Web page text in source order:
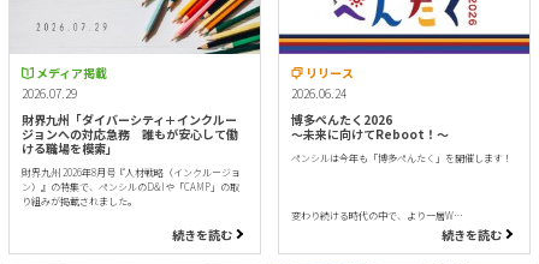
メディア掲載
2026.07.29
財界九州「ダイバーシティ＋インクルー
ジョンへの対応急務 誰もが安心して働
ける職場を模索」
財界九州 2026年8月号『人材戦略（インクルージョ
ン）』の特集で、ペンシルのD&Iや「CAMP」の取
り組みが掲載されました。
続きを読む
リリース
2026.06.24
博多ぺんたく2026
〜未来に向けてReboot！〜
ペンシルは今年も「博多ぺんたく」を開催します！
変わり続ける時代の中で、より一層W…
続きを読む